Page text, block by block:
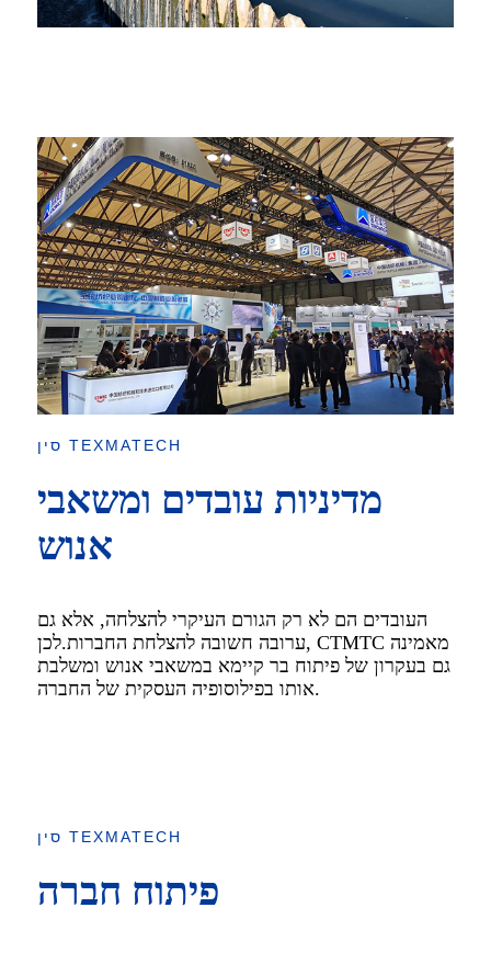
סין TEXMATECH
מדיניות עובדים ומשאבי
אנוש
העובדים הם לא רק הגורם העיקרי להצלחה, אלא גם
ערובה חשובה להצלחת החברות.לכן, CTMTC מאמינה
גם בעקרון של פיתוח בר קיימא במשאבי אנוש ומשלבת
אותו בפילוסופיה העסקית של החברה.
סין TEXMATECH
פיתוח חברה